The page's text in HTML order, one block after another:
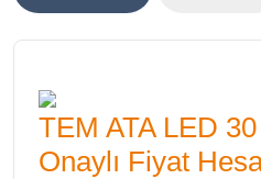
TEM ATA LED
Onaylı Fiyat